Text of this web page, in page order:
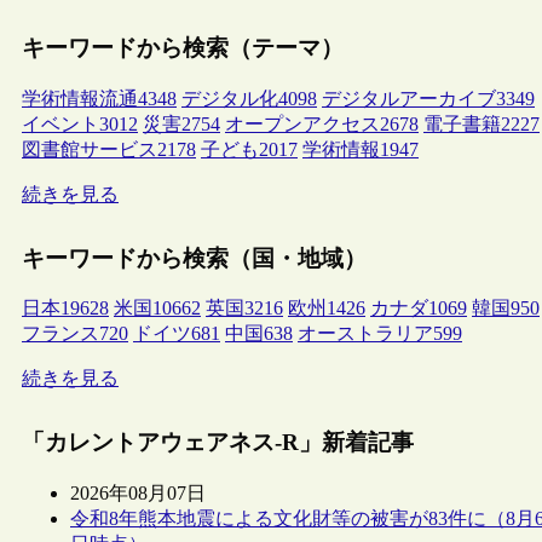
キーワードから検索（テーマ）
学術情報流通4348 デジタル化4098 デジタルアーカイブ3349
イベント 3012 災害2754 オープンアクセス2678 電子書籍2227
図書館サービス2178 子ども2017 学術情報1947
続きを見る
キーワードから検索（国・地域）
日本19628 米国 10662 英国3216 欧州 1426 カナダ1069 韓国950
フランス720 ドイツ681 中国638 オーストラリア599
続きを見る
「カレントアウェアネス-R」新着記事
2026年08月07日
令和8年熊本地震による文化財等の被害が83件に（8月